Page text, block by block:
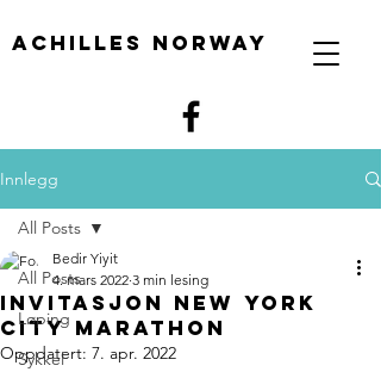
Achilles Norway
Innlegg
All Posts
Løping
Sykkel
All Posts
Invitasjon New york
city Marathon
Bedir Yiyit
4. mars 2022 3 min lesing
Oppdatert: 7. apr. 2022